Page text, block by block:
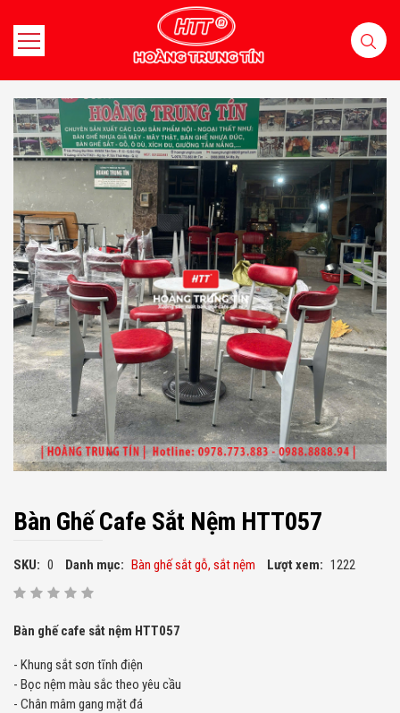
Bàn Ghế Cafe Sắt Nệm HTT057
SKU: 0 Danh mục: Bàn ghế sắt gỗ, sắt nệm Lượt xem: 1222
Bàn ghế cafe sắt nệm HTT057
- Khung sắt sơn tĩnh điện
- Bọc nệm màu sắc theo yêu cầu
- Chân mâm gang mặt đá